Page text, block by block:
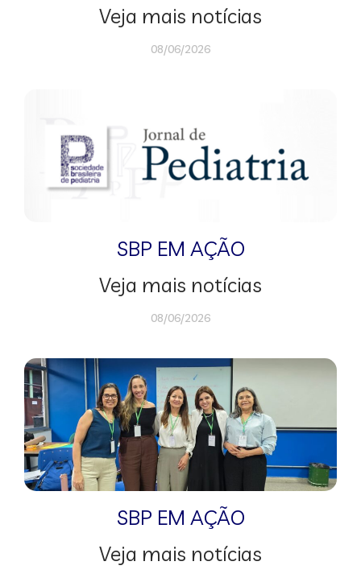
Veja mais notícias
08/06/2026
SBP EM AÇÃO
Veja mais notícias
08/06/2026
SBP EM AÇÃO
Veja mais notícias